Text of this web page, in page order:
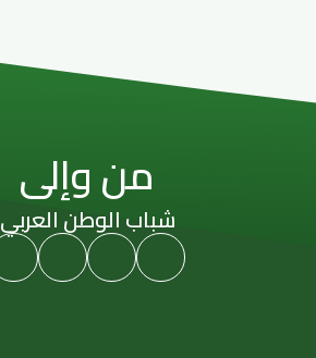
من وإلى
شباب الوطن العربي